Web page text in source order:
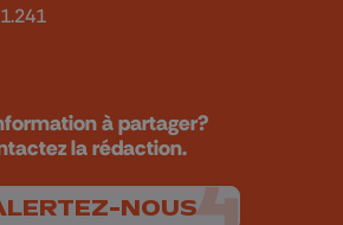
à partager?
la rédaction.
NOUS